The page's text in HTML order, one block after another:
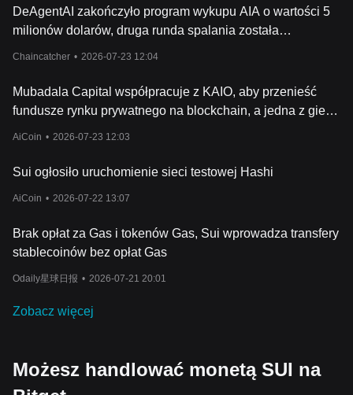
DeAgentAI zakończyło program wykupu AIA o wartości 5
milionów dolarów, druga runda spalania została
Chaincatcher • 2026-07-23 12:04
Mubadala Capital współpracuje z KAIO, aby przenieść
fundusze rynku prywatnego na blockchain, a jedna z giełd
AiCoin • 2026-07-23 12:03
Sui ogłosiło uruchomienie sieci testowej Hashi
AiCoin • 2026-07-22 13:07
Brak opłat za Gas i tokenów Gas, Sui wprowadza transfery
stablecoinów bez opłat Gas
Odaily星球日报 • 2026-07-21 20:01
Zobacz więcej
Możesz handlować monetą SUI na